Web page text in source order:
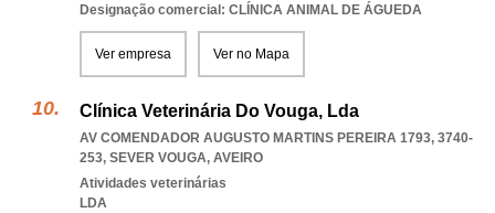
Designação comercial: CLÍNICA ANIMAL DE ÁGUEDA
Ver empresa Ver no Mapa
Clínica Veterinária Do Vouga, Lda
AV COMENDADOR AUGUSTO MARTINS PEREIRA 1793, 3740-
253, SEVER VOUGA, AVEIRO
Atividades veterinárias
LDA